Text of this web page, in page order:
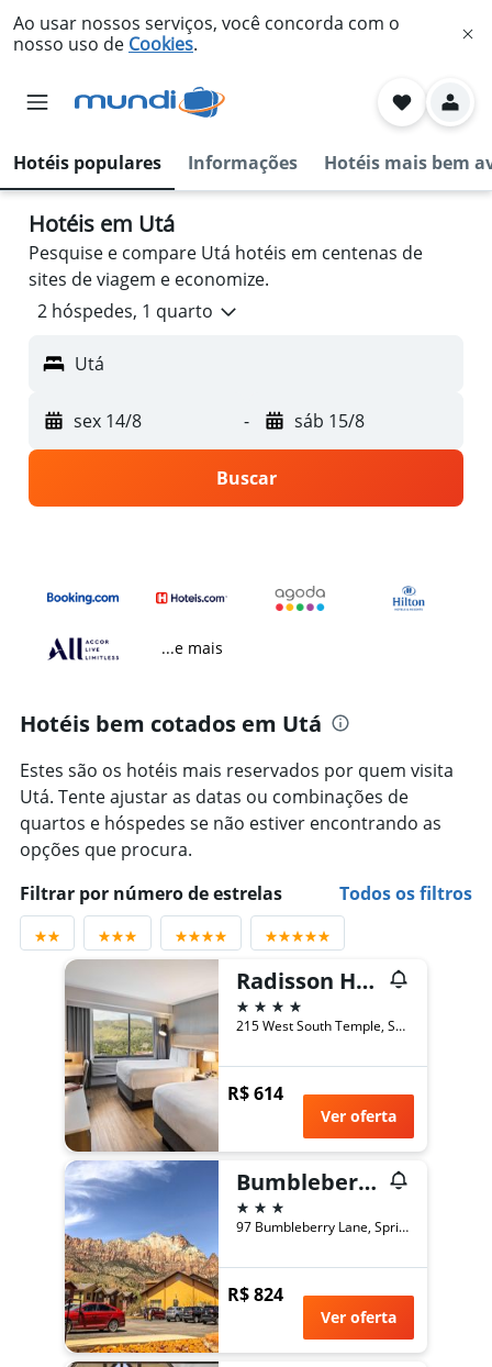
Ao usar nossos serviços, você concorda com o
nosso uso de Cookies.
Hotéis populares Informações Hotéis mais bem
Hotéis em Utá
Pesquise e compare Utá hotéis em centenas de
sites de viagem e economize.
2 hóspedes, 1 quarto
Utá
sex 14/8 - sáb 15/8
Buscar
...e mais
Hotéis bem cotados em Utá
Estes são os hotéis mais reservados por quem visita
Utá. Tente ajustar as datas ou combinações de
quartos e hóspedes se não estiver encontrando as
opções que procura.
Filtrar por número de estrelas
Todos os filtros
Radisson Hotel Salt Lake City Downtown
4 estrelas
215 West South Temple, Salt Lake City, UT, Estados Unidos
R$ 614
Ver oferta
Bumbleberry Inn
3 estrelas
97 Bumbleberry Lane, Springdale, UT, Estados Unidos
R$ 824
Ver oferta